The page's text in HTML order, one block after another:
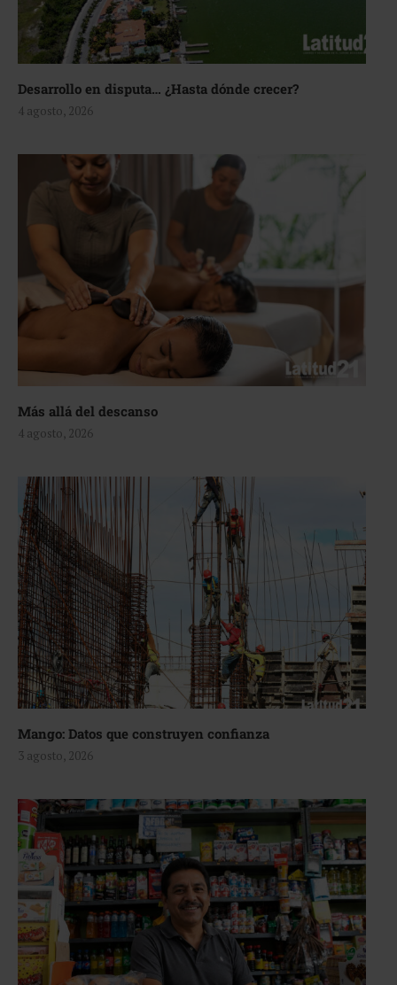
Desarrollo en disputa… ¿Hasta dónde crecer?
4 agosto, 2026
Más allá del descanso
4 agosto, 2026
Mango: Datos que construyen confianza
3 agosto, 2026